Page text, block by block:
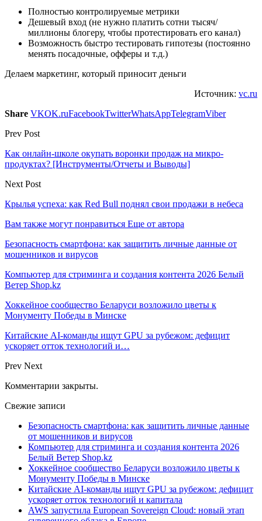
Полностью контролируемые метрики
Дешевый вход (не нужно платить сотни тысяч/
миллионы блогеру, чтобы протестировать его канал)
Возможность быстро тестировать гипотезы (постоянно
менять посадочные, офферы и т.д.)
Делаем маркетинг, который приносит деньги
Источник: vc.ru
Share VKOK.ruFacebookTwitterWhatsAppTelegramViber
Prev Post
Как онлайн-школе окупать воронки продаж на микро-
продуктах? [Инструменты/Отчеты и Выводы]
Next Post
Крылья успеха: как Red Bull поднял свои продажи в небеса
Вам также могут понравиться Еще от автора
Безопасность смартфона: как защитить личные данные от
мошенников и вирусов
Компьютер для стриминга и создания контента 2026 Белый
Ветер Shop.kz
Хоккейное сообщество Беларуси возложило цветы к
Монументу Победы в Минске
Китайские AI-команды ищут GPU за рубежом: дефицит
ускоряет отток технологий и…
Prev Next
Комментарии закрыты.
Свежие записи
Безопасность смартфона: как защитить личные данные
от мошенников и вирусов
Компьютер для стриминга и создания контента 2026
Белый Ветер Shop.kz
Хоккейное сообщество Беларуси возложило цветы к
Монументу Победы в Минске
Китайские AI-команды ищут GPU за рубежом: дефицит
ускоряет отток технологий и капитала
AWS запустила European Sovereign Cloud: новый этап